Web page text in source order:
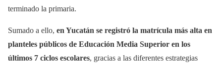
terminado la primaria.
Sumado a ello, en Yucatán se registró la matrícula más alta en
planteles públicos de Educación Media Superior en los
últimos 7 ciclos escolares, gracias a las diferentes estrategias